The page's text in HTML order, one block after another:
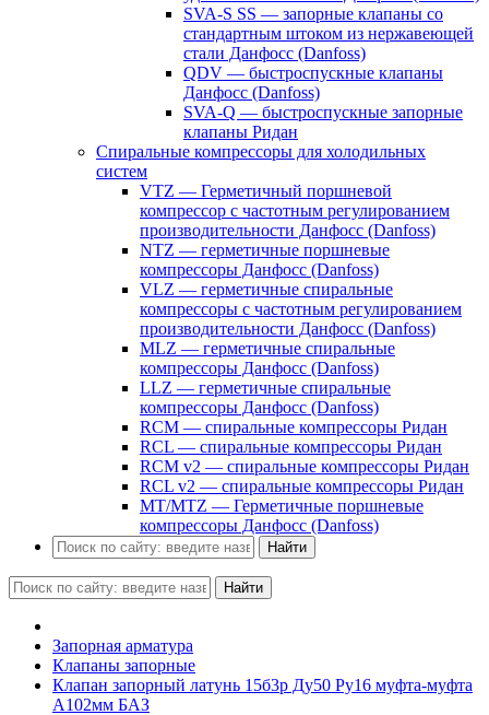
SVA-S SS — запорные клапаны со
стандартным штоком из нержавеющей
стали Данфосс (Danfoss)
QDV — быстроспускные клапаны
Данфосс (Danfoss)
SVA-Q — быстроспускные запорные
клапаны Ридан
Спиральные компрессоры для холодильных
систем
VTZ — Герметичный поршневой
компрессор с частотным регулированием
производительности Данфосс (Danfoss)
NTZ — герметичные поршневые
компрессоры Данфосс (Danfoss)
VLZ — герметичные спиральные
компрессоры с частотным регулированием
производительности Данфосс (Danfoss)
MLZ — герметичные спиральные
компрессоры Данфосс (Danfoss)
LLZ — герметичные спиральные
компрессоры Данфосс (Danfoss)
RCM — спиральные компрессоры Ридан
RCL — спиральные компрессоры Ридан
RCM v2 — спиральные компрессоры Ридан
RCL v2 — спиральные компрессоры Ридан
MT/MTZ — Герметичные поршневые
компрессоры Данфосс (Danfoss)
Найти
Найти
Запорная арматура
Клапаны запорные
Клапан запорный латунь 15б3р Ду50 Ру16 муфта-муфта
А102мм БАЗ